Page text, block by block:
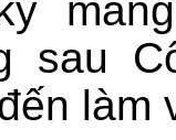
sau
làm